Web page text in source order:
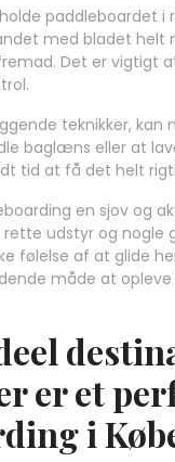
med bladet
Det er vigtigt
teknikker, kan
baglæns eller at
tid at få det helt
en sjov og
udstyr og
følelse af at glide
måde at
er et
i